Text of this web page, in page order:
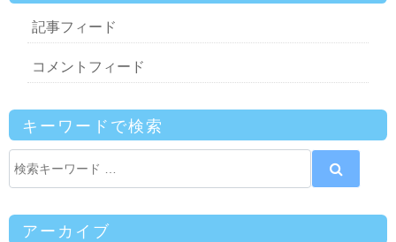
記事フィード
コメントフィード
キーワードで検索
アーカイブ